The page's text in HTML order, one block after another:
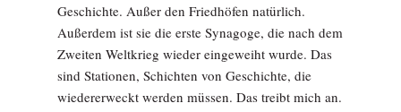
Geschichte. Außer den Friedhöfen natürlich.
Außerdem ist sie die erste Synagoge, die nach dem
Zweiten Weltkrieg wieder eingeweiht wurde. Das
sind Stationen, Schichten von Geschichte, die
wiedererweckt werden müssen. Das treibt mich an.